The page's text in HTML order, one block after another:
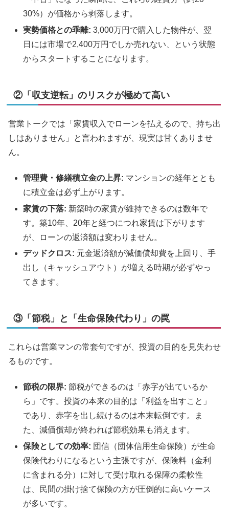
30%）が価格から剥落します。
実勢価格との乖離: 3,000万円で購入した物件が、翌
日には市場で2,400万円でしか売れない、という状態
からスタートすることになります。
②「収支逆転」のリスクが極めて高い
営業トークでは「家賃収入でローンを払えるので、持ち出
しはありません」と言われますが、現実は甘くありませ
ん。
管理費・修繕積立金の上昇: マンションの経年ととも
に積立金は必ず上がります。
家賃の下落: 新築時の家賃が維持できるのは数年で
す。築10年、20年と経つにつれ家賃は下がります
が、ローンの返済額は変わりません。
デッドクロス: 元金返済額が減価償却費を上回り、手
出し（キャッシュアウト）が増える時期が必ずやっ
てきます。
③「節税」と「生命保険代わり」の罠
これらは営業マンの常套句ですが、投資の目的を見失わせ
るものです。
節税の限界: 節税ができるのは「赤字が出ているか
ら」です。投資の本来の目的は「利益を出すこと」
であり、赤字を出し続けるのは本末転倒です。ま
た、減価償却が終われば節税効果も消えます。
保険としての効率: 団信（団体信用生命保険）が生命
保険代わりになるという主張ですが、保険料（金利
に含まれる分）に対して受け取れる保障の柔軟性
は、民間の掛け捨て保険の方が圧倒的に高いケース
が多いです。